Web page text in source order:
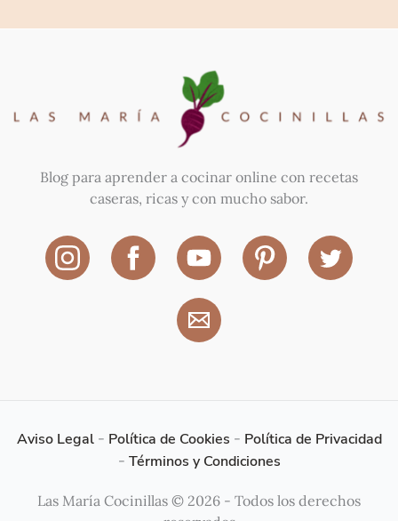
Blog para aprender a cocinar online con recetas
caseras, ricas y con mucho sabor.
Aviso Legal- Política de Cookies - Política de Privacidad
- Términos y Condiciones
Las María Cocinillas © 2026 - Todos los derechos